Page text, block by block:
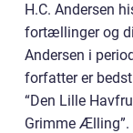
H.C. Andersen
fortællinger og
Andersen i
forfatter er
“Den Lille
Grimme Ælling”.